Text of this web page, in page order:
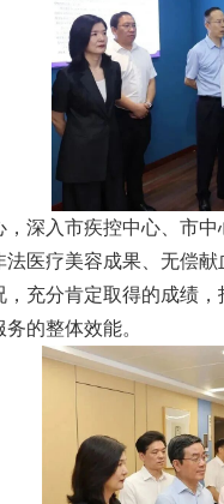
入市疾控中心、市中
医疗美容成果、无偿
充分肯定取得的成绩
的整体效能。